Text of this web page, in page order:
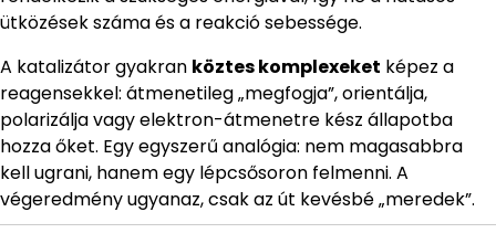
ütközések száma és a reakció sebessége.
A katalizátor gyakran köztes komplexeket képez a
reagensekkel: átmenetileg „megfogja”, orientálja,
polarizálja vagy elektron-átmenetre kész állapotba
hozza őket. Egy egyszerű analógia: nem magasabbra
kell ugrani, hanem egy lépcsősoron felmenni. A
végeredmény ugyanaz, csak az út kevésbé „meredek”.